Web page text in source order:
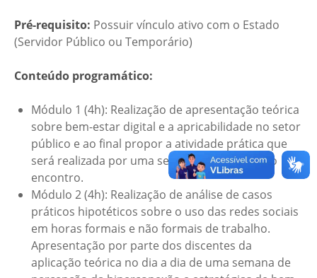
Pré-requisito: Possuir vínculo ativo com o Estado
(Servidor Público ou Temporário)
Conteúdo programático:
Módulo 1 (4h): Realização de apresentação teórica
sobre bem-estar digital e a apricabilidade no setor
público e ao final propor a atividade prática que
será realizada por uma semana até o próximo
encontro.
Módulo 2 (4h): Realização de análise de casos
práticos hipotéticos sobre o uso das redes sociais
em horas formais e não formais de trabalho.
Apresentação por parte dos discentes da
aplicação teórica no dia a dia de uma semana de